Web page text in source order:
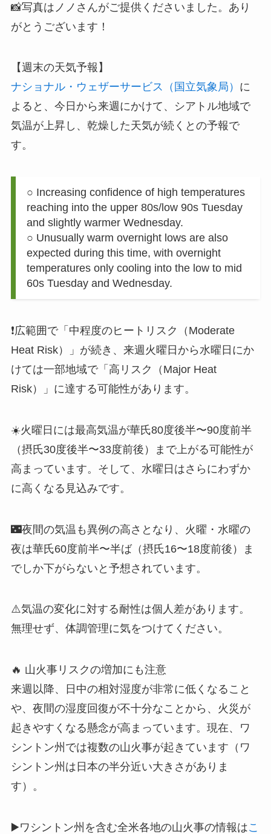
📸写真はノノさんがご提供くださいました。あり
がとうございます！
【週末の天気予報】
ナショナル・ウェザーサービス（国立気象局） に
よると、今日から来週にかけて、シアトル地域で
気温が上昇し、乾燥した天気が続くとの予報で
す。
○ Increasing confidence of high temperatures
reaching into the upper 80s/low 90s Tuesday
and slightly warmer Wednesday.
○ Unusually warm overnight lows are also
expected during this time, with overnight
temperatures only cooling into the low to mid
60s Tuesday and Wednesday.
❗️広範囲で「中程度のヒートリスク（Moderate
Heat Risk）」が続き、来週火曜日から水曜日にか
けては一部地域で「高リスク（Major Heat
Risk）」に達する可能性があります。
☀️火曜日には最高気温が華氏80度後半〜90度前半
（摂氏30度後半〜33度前後）まで上がる可能性が
高まっています。そして、水曜日はさらにわずか
に高くなる見込みです。
🌃夜間の気温も異例の高さとなり、火曜・水曜の
夜は華氏60度前半〜半ば（摂氏16〜18度前後）ま
でしか下がらないと予想されています。
⚠️気温の変化に対する耐性は個人差があります。
無理せず、体調管理に気をつけてください。
🔥 山火事リスクの増加にも注意
来週以降、日中の相対湿度が非常に低くなること
や、夜間の湿度回復が不十分なことから、火災が
起きやすくなる懸念が高まっています。現在、ワ
シントン州では複数の山火事が起きています（ワ
シントン州は日本の半分近い大きさがありま
す）。
▶️ワシントン州を含む全米各地の山火事の情報はこ